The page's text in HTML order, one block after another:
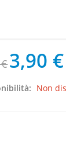
3,90 €
Non